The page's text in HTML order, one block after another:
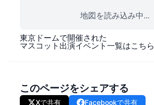
地図を読み込み中...
東京ドームで開催された
マスコット出演イベント一覧はこちら
このページをシェアする
Xで共有 Facebookで共有